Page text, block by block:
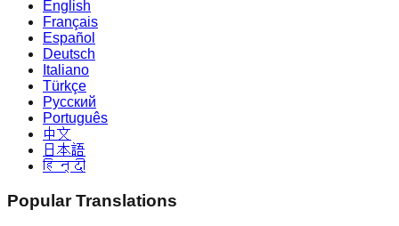
English
Français
Español
Deutsch
Italiano
Türkçe
Русский
Português
中文
日本語
हिन्दी
Popular Translations